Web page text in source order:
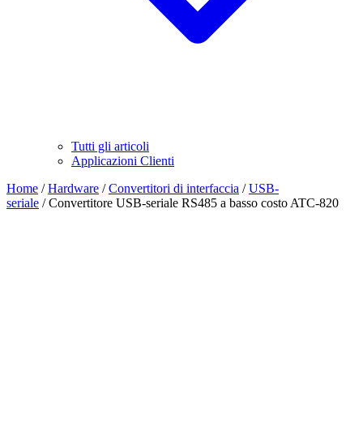
Tutti gli articoli
Applicazioni Clienti
Home /Hardware /Convertitori di interfaccia /USB-
seriale / Convertitore USB-seriale RS485 a basso costo ATC-820